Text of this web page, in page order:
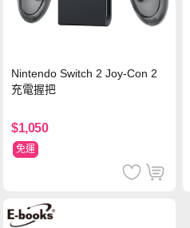
Nintendo Switch 2 Joy-Con 2
充電握把
$1,050
免運